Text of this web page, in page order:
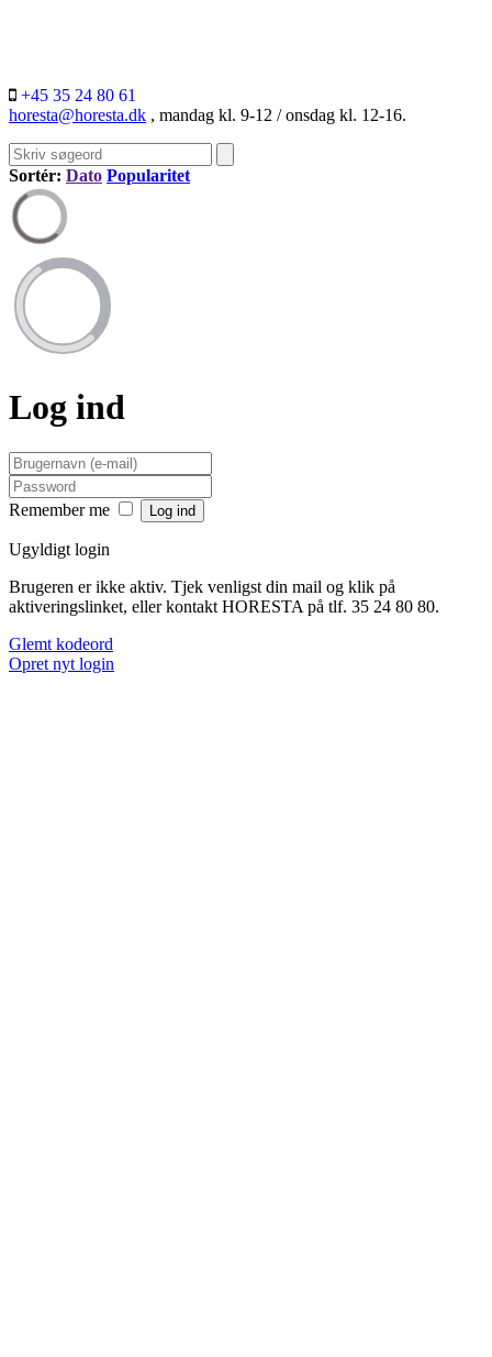
+45 35 24 80 61
horesta@horesta.dk , mandag kl. 9-12 / onsdag kl. 12-16.
Sortér: Dato Popularitet
Log ind
Remember me
Ugyldigt login
Brugeren er ikke aktiv. Tjek venligst din mail og klik på
aktiveringslinket, eller kontakt HORESTA på tlf. 35 24 80 80.
Glemt kodeord
Opret nyt login